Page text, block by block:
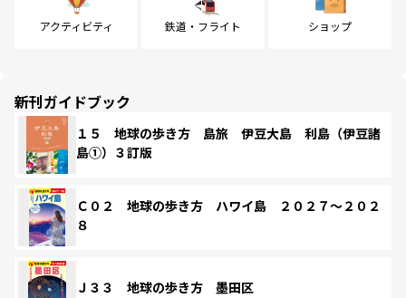
アクティビティ 鉄道・フライト ショップ
新刊ガイドブック
１５ 地球の歩き方 島旅 伊豆大島 利島（伊豆諸
島①）３訂版
Ｃ０２ 地球の歩き方 ハワイ島 ２０２７～２０２
８
Ｊ３３ 地球の歩き方 墨田区